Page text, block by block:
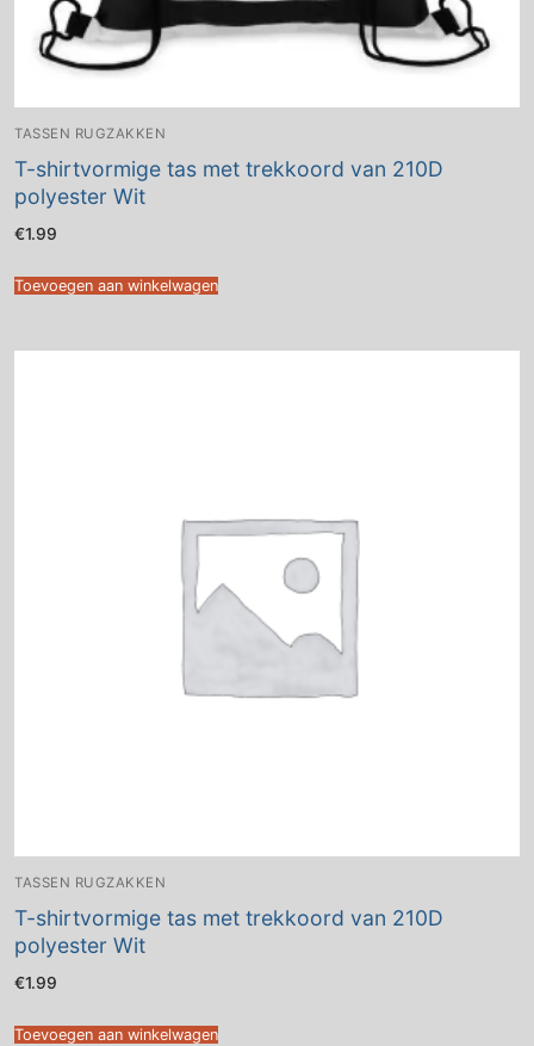
TASSEN RUGZAKKEN
T-shirtvormige tas met trekkoord van 210D
polyester Wit
€1.99
Toevoegen aan winkelwagen
TASSEN RUGZAKKEN
T-shirtvormige tas met trekkoord van 210D
polyester Wit
€1.99
Toevoegen aan winkelwagen